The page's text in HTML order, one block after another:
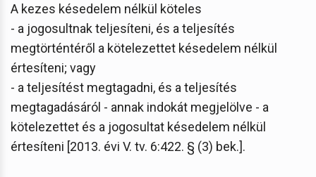
A kezes késedelem nélkül köteles
- a jogosultnak teljesíteni, és a teljesítés
megtörténtéről a kötelezettet késedelem nélkül
értesíteni; vagy
- a teljesítést megtagadni, és a teljesítés
megtagadásáról - annak indokát megjelölve - a
kötelezettet és a jogosultat késedelem nélkül
értesíteni [2013. évi V. tv. 6:422. § (3) bek.].